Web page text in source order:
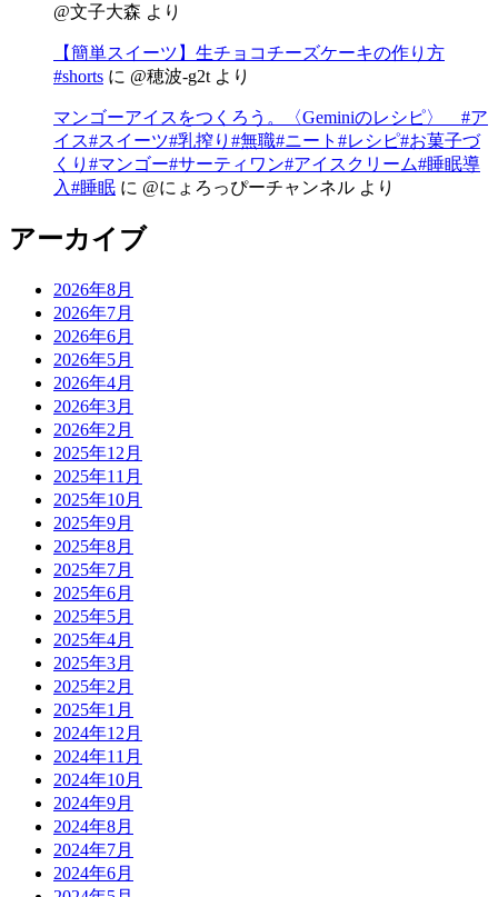
@文子大森 より
【簡単スイーツ】生チョコチーズケーキの作り方
#shorts に @穂波-g2t より
マンゴーアイスをつくろう。〈Geminiのレシピ〉 #ア
イス#スイーツ#乳搾り#無職#ニート#レシピ#お菓子づ
くり#マンゴー#サーティワン#アイスクリーム#睡眠導
入#睡眠 に @にょろっぴーチャンネル より
アーカイブ
2026年8月
2026年7月
2026年6月
2026年5月
2026年4月
2026年3月
2026年2月
2025年12月
2025年11月
2025年10月
2025年9月
2025年8月
2025年7月
2025年6月
2025年5月
2025年4月
2025年3月
2025年2月
2025年1月
2024年12月
2024年11月
2024年10月
2024年9月
2024年8月
2024年7月
2024年6月